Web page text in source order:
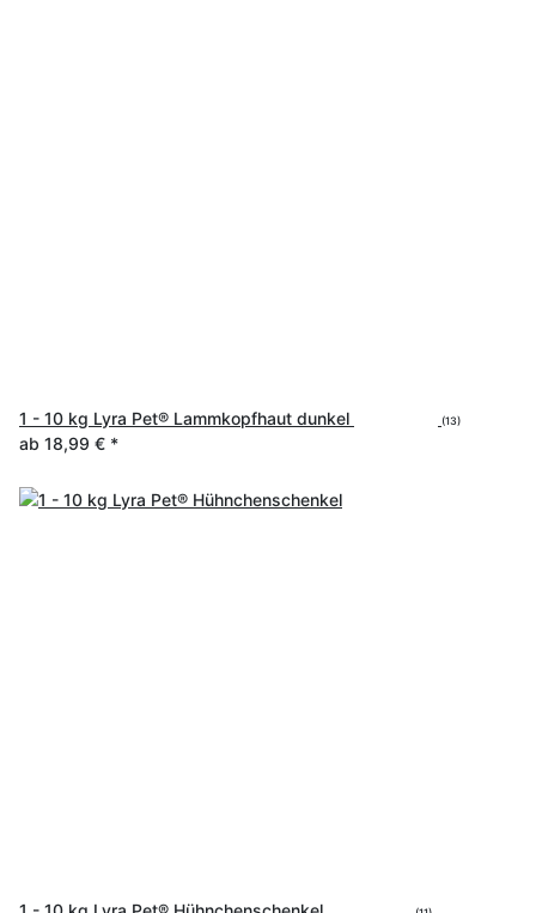
1 - 10 kg Lyra Pet® Lammkopfhaut dunkel (13)
ab 18,99 € *